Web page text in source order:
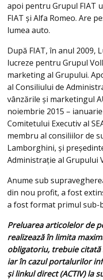
apoi pentru Grupul FIAT
FIAT și Alfa Romeo. Are
lumea auto.
După FIAT, în anul 2009,
lucreze pentru Grupul
marketing al Grupului.
al Consiliului de
vânzările și marketingul
noiembrie 2015 –
Comitetului Executiv al
membru al consiliilor de
Lamborghini, și
Administrație al Grupului
Anume sub
din nou profit, a fost
a fost format primul sub-
Preluarea articolelor de
realizează în limita
obligatoriu, trebuie
iar în cazul portalurilor
și linkul direct (ACTIV) la